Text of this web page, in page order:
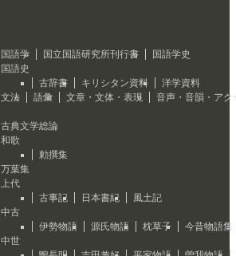
国語学
国立国語研究所刊行書
国語学史
国語史
古辞書
キリシタン資料
洋学資料
文法
語彙 文章・文体・表現
音声・音韻・アク
古典文学総論
和歌
勅撰集
万葉集
上代
古事記
日本書紀
風土記
中古
伊勢物語
源氏物語 枕草子
今昔物語集
中世